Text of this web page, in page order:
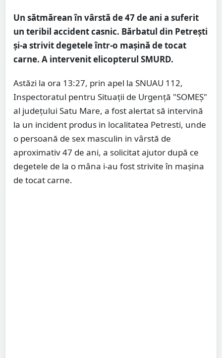
Un sătmărean în vârstă de 47 de ani a suferit
un teribil accident casnic. Bărbatul din Petrești
și-a strivit degetele într-o mașină de tocat
carne. A intervenit elicopterul SMURD.
Astăzi la ora 13:27, prin apel la SNUAU 112,
Inspectoratul pentru Situații de Urgență "SOMEȘ"
al județului Satu Mare, a fost alertat să intervină
la un incident produs in localitatea Petresti, unde
o persoană de sex masculin in vârstă de
aproximativ 47 de ani, a solicitat ajutor după ce
degetele de la o mâna i-au fost strivite în mașina
de tocat carne.